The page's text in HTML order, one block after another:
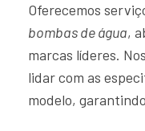
Oferecemos
bombas de água,
marcas líderes.
lidar com as
modelo,